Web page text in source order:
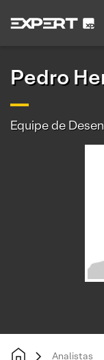
Pedro
Equipe de
Analistas